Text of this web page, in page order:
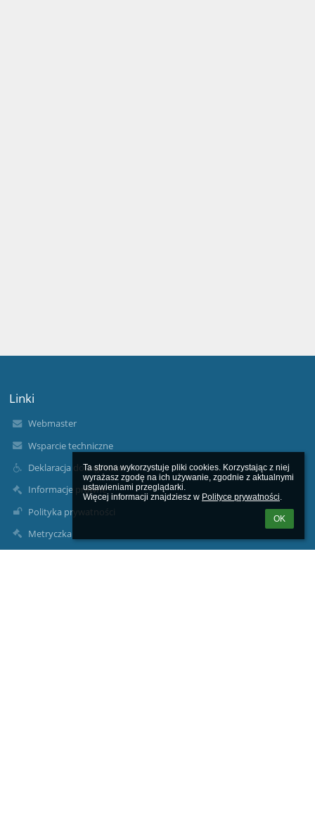
Ta strona wykorzystuje pliki cookies. Korzystając z niej
wyrażasz zgodę na ich używanie, zgodnie z aktualnymi
ustawieniami przeglądarki.
Więcej informacji znajdziesz w Polityce prywatności.
OK
Linki
Webmaster
Wsparcie techniczne
Deklaracja dostępności
Informacje prawne
Polityka prywatności
Metryczka